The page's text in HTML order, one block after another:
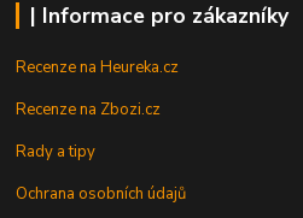
| Informace pro zákazníky
Recenze na Heureka.cz
Recenze na Zbozi.cz
Rady a tipy
Ochrana osobních údajů